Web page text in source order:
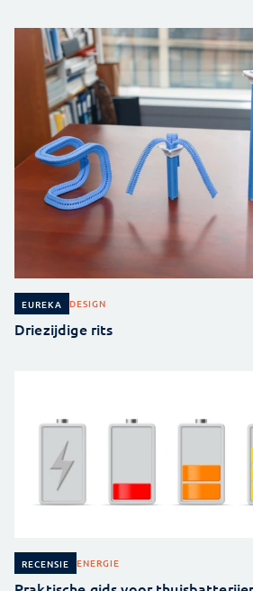
EUREKA DESIGN
Driezijdige rits
RECENSIE ENERGIE